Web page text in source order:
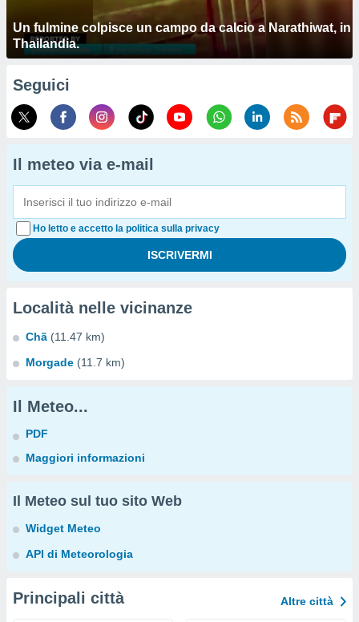
Un fulmine colpisce un campo da calcio a Narathiwat, in
Thailandia.
Seguici
Il meteo via e-mail
Ho letto e accetto la politica sulla privacy
Località nelle vicinanze
Chã (11.47 km)
Morgade (11.7 km)
Il Meteo...
PDF
Maggiori informazioni
Il Meteo sul tuo sito Web
Widget Meteo
API di Meteorologia
Principali città Altre città